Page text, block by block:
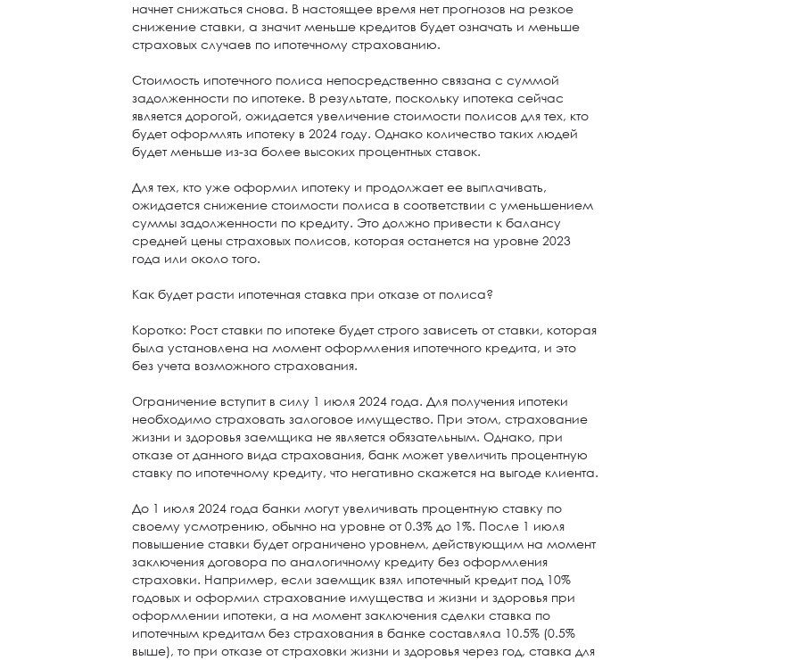
начнет снижаться снова. В настоящее время нет прогнозов на резкое
снижение ставки, а значит меньше кредитов будет означать и меньше
страховых случаев по ипотечному страхованию.
Стоимость ипотечного полиса непосредственно связана с суммой
задолженности по ипотеке. В результате, поскольку ипотека сейчас
является дорогой, ожидается увеличение стоимости полисов для тех, кто
будет оформлять ипотеку в 2024 году. Однако количество таких людей
будет меньше из-за более высоких процентных ставок.
Для тех, кто уже оформил ипотеку и продолжает ее выплачивать,
ожидается снижение стоимости полиса в соответствии с уменьшением
суммы задолженности по кредиту. Это должно привести к балансу
средней цены страховых полисов, которая останется на уровне 2023
года или около того.
Как будет расти ипотечная ставка при отказе от полиса?
Коротко: Рост ставки по ипотеке будет строго зависеть от ставки, которая
была установлена на момент оформления ипотечного кредита, и это
без учета возможного страхования.
Ограничение вступит в силу 1 июля 2024 года. Для получения ипотеки
необходимо страховать залоговое имущество. При этом, страхование
жизни и здоровья заемщика не является обязательным. Однако, при
отказе от данного вида страхования, банк может увеличить процентную
ставку по ипотечному кредиту, что негативно скажется на выгоде клиента.
До 1 июля 2024 года банки могут увеличивать процентную ставку по
своему усмотрению, обычно на уровне от 0.3% до 1%. После 1 июля
повышение ставки будет ограничено уровнем, действующим на момент
заключения договора по аналогичному кредиту без оформления
страховки. Например, если заемщик взял ипотечный кредит под 10%
годовых и оформил страхование имущества и жизни и здоровья при
оформлении ипотеки, а на момент заключения сделки ставка по
ипотечным кредитам без страхования в банке составляла 10.5% (0.5%
выше), то при отказе от страховки жизни и здоровья через год, ставка для